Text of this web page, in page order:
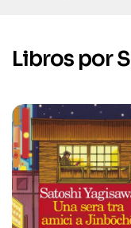
Libros por